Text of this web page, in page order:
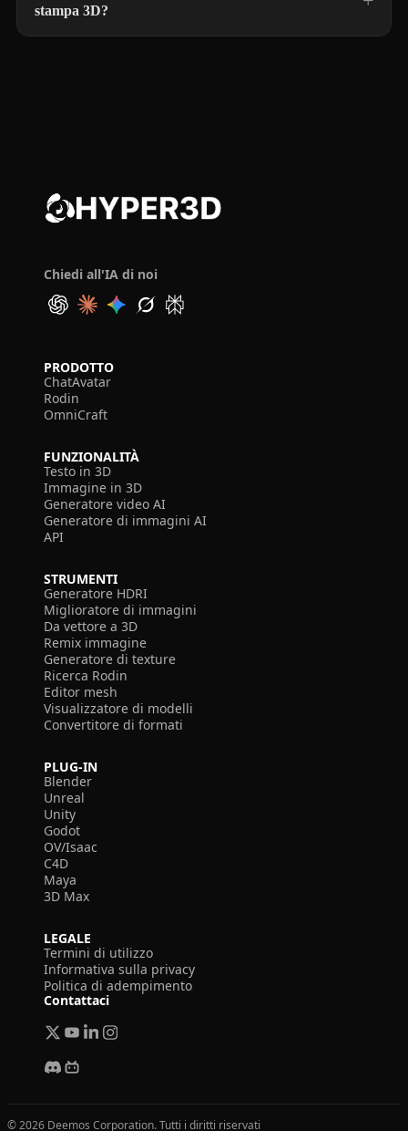
stampa 3D?
Chiedi all'IA di noi
PRODOTTO
ChatAvatar
Rodin
OmniCraft
FUNZIONALITÀ
Testo in 3D
Immagine in 3D
Generatore video AI
Generatore di immagini AI
API
STRUMENTI
Generatore HDRI
Miglioratore di immagini
Da vettore a 3D
Remix immagine
Generatore di texture
Ricerca Rodin
Editor mesh
Visualizzatore di modelli
Convertitore di formati
PLUG-IN
Blender
Unreal
Unity
Godot
OV/Isaac
C4D
Maya
3D Max
LEGALE
Termini di utilizzo
Informativa sulla privacy
Politica di adempimento
Contattaci
© 2026 Deemos Corporation. Tutti i diritti riservati